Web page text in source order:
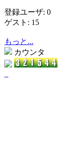
登録ユーザ: 0
ゲスト: 15
もっと...
カウンタ